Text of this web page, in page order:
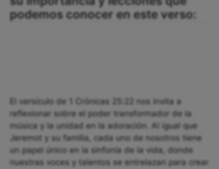
podemos conocer en este verso:
El versículo de 1 Crónicas 25:22 nos invita a
reflexionar sobre el poder transformador de la
música y la unidad en la adoración. Al igual que
Jeremot y su familia, cada uno de nosotros tiene
un papel único en la sinfonía de la vida, donde
nuestras voces y talentos se entrelazan para crear